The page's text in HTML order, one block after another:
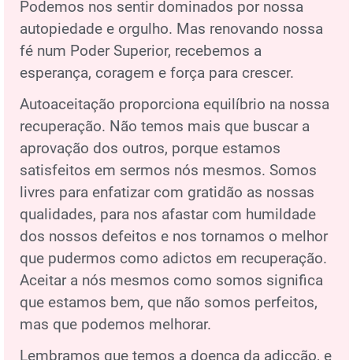
Podemos nos sentir dominados por nossa
autopiedade e orgulho. Mas renovando nossa
fé num Poder Superior, recebemos a
esperança, coragem e força para crescer.
Autoaceitação proporciona equilíbrio na nossa
recuperação. Não temos mais que buscar a
aprovação dos outros, porque estamos
satisfeitos em sermos nós mesmos. Somos
livres para enfatizar com gratidão as nossas
qualidades, para nos afastar com humildade
dos nossos defeitos e nos tornamos o melhor
que pudermos como adictos em recuperação.
Aceitar a nós mesmos como somos significa
que estamos bem, que não somos perfeitos,
mas que podemos melhorar.
Lembramos que temos a doença da adicção, e